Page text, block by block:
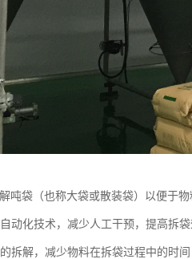
吨袋（也称大袋或散装袋）以便于
动化技术，减少人工干预，提高拆袋
拆解，减少物料在拆袋过程中的时间